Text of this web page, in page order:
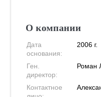
О компании
Дата
основания:
2006 г.
Ген.
директор:
Роман
Контактное